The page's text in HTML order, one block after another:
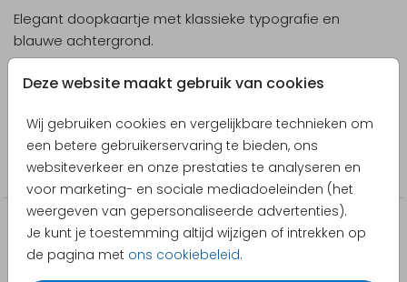
Deze website maakt gebruik van cookies
Wij gebruiken cookies en vergelijkbare technieken om
een betere gebruikerservaring te bieden, ons
websiteverkeer en onze prestaties te analyseren en
voor marketing- en sociale mediadoeleinden (het
weergeven van gepersonaliseerde advertenties).
Je kunt je toestemming altijd wijzigen of intrekken op
de pagina met ons cookiebeleid.
Elegant doopkaartje met klassieke typografie en
blauwe achtergrond.
Designer
Collectie
Doopkaartjes